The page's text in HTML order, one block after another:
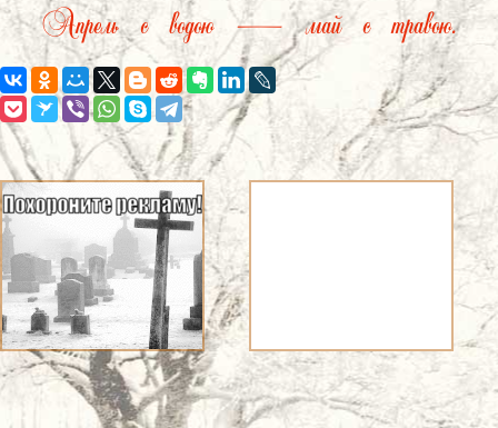
Апрель с водою — май с травою.